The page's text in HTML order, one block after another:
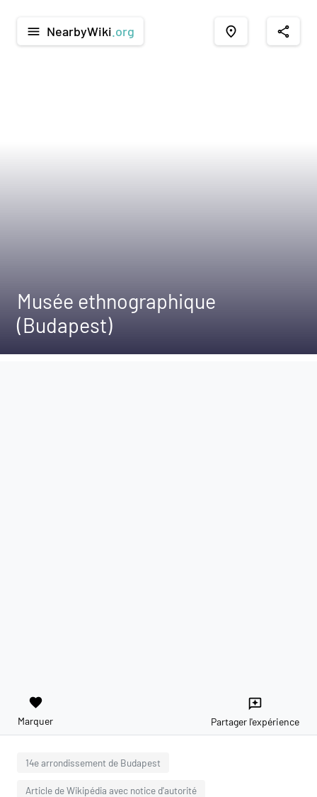
menu NearbyWiki .org place share
Musée ethnographique
(Budapest)
favorite
Marquer
reviews
Partager l'expérience
14e arrondissement de Budapest
Article de Wikipédia avec notice d'autorité